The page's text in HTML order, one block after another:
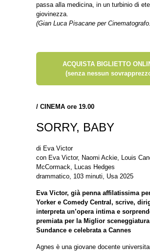
passa alla medicina, in un turbinio di
giovinezza.
(Gian Luca Pisacane per
ACQUISTA BIGLIETTO
(senza nessun
/ CINEMA ore 19.00
SORRY, BABY
di Eva Victor
con Eva Victor, Naomi Ackie, Louis
McCormack, Lucas Hedges
drammatico, 103 minuti, Usa 2025
Eva Victor, già penna affilatissima
Yorker e Comedy Central, scrive,
interpreta un’opera intima e
premiata per la Miglior sceneggiatura
Sundance e celebrata a Cannes
Agnes è una giovane docente